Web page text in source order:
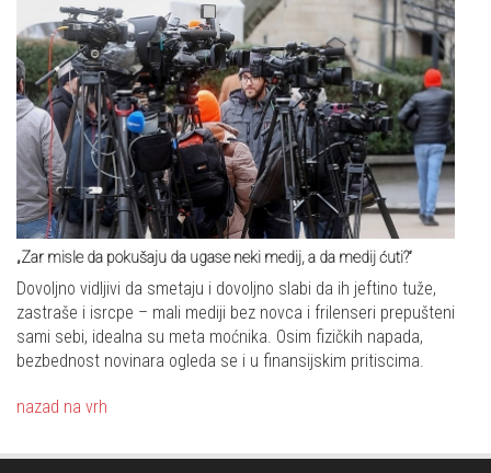
„Zar misle da pokušaju da ugase neki medij, a da medij ćuti?“
Dovoljno vidljivi da smetaju i dovoljno slabi da ih jeftino tuže,
zastraše i isrcpe – mali mediji bez novca i frilenseri prepušteni
sami sebi, idealna su meta moćnika. Osim fizičkih napada,
bezbednost novinara ogleda se i u finansijskim pritiscima.
nazad na vrh